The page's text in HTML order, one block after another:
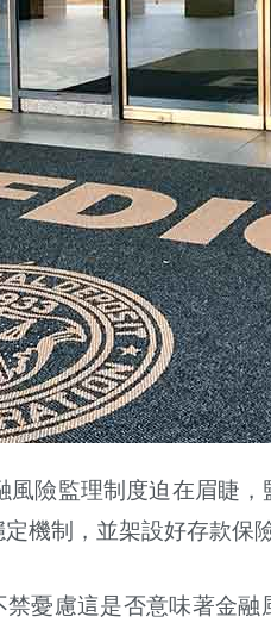
險監理制度迫在眉睫
機制，並架設好存款保
憂慮這是否意味著金